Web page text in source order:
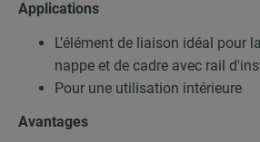
Applications
L’élément de liaison idéal pour
nappe et de cadre avec rail
Pour une utilisation intérieure
Avantages